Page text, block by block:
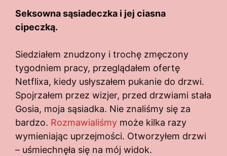
Seksowna sąsiadeczka i jej ciasna
cipeczką.
Siedziałem znudzony i trochę zmęczony
tygodniem pracy, przeglądałem ofertę
Netflixa, kiedy usłyszałem pukanie do drzwi.
Spojrzałem przez wizjer, przed drzwiami stała
Gosia, moja sąsiadka. Nie znaliśmy się za
bardzo. Rozmawialiśmy może kilka razy
wymieniając uprzejmości. Otworzyłem drzwi
– uśmiechnęła się na mój widok.